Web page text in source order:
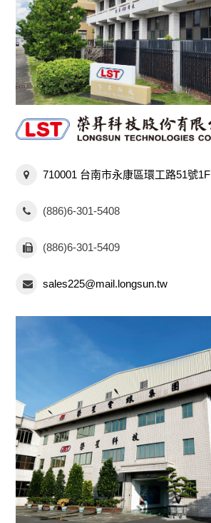
710001 台南市永康區環工路51號1F
(886)6-301-5408
(886)6-301-5409
sales225@mail.longsun.tw